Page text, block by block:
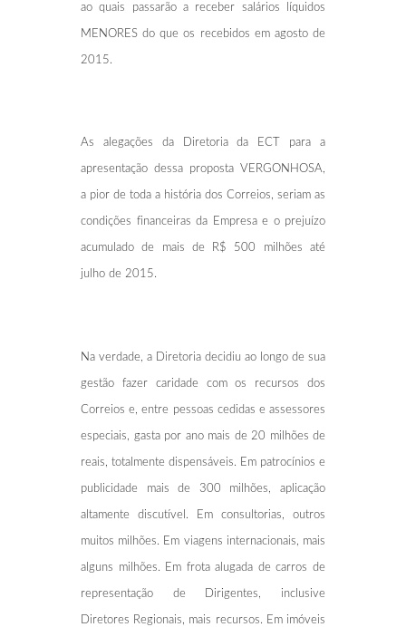
ao quais passarão a receber salários líquidos
MENORES do que os recebidos em agosto de
2015.
As alegações da Diretoria da ECT para a
apresentação dessa proposta VERGONHOSA,
a pior de toda a história dos Correios, seriam as
condições financeiras da Empresa e o prejuízo
acumulado de mais de R$ 500 milhões até
julho de 2015.
Na verdade, a Diretoria decidiu ao longo de sua
gestão fazer caridade com os recursos dos
Correios e, entre pessoas cedidas e assessores
especiais, gasta por ano mais de 20 milhões de
reais, totalmente dispensáveis. Em patrocínios e
publicidade mais de 300 milhões, aplicação
altamente discutível. Em consultorias, outros
muitos milhões. Em viagens internacionais, mais
alguns milhões. Em frota alugada de carros de
representação de Dirigentes, inclusive
Diretores Regionais, mais recursos. Em imóveis